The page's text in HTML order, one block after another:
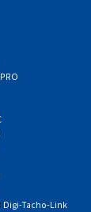
Digi-Tacho-Link